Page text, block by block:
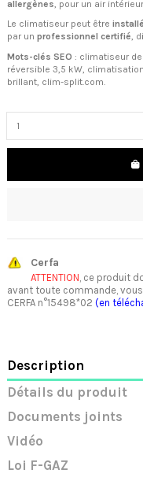
allergènes , pour un air
Le climatiseur peut être
par un professionnel certifié,
Mots-clés SEO : climatiseur
réversible 3,5 kW,
brillant, clim-split.com.
Cerfa
ATTENTION , ce produit
avant toute commande,
CERFA n°15498*02 (en
Description
Détails du produit
Documents joints
Vidéo
Loi F-GAZ